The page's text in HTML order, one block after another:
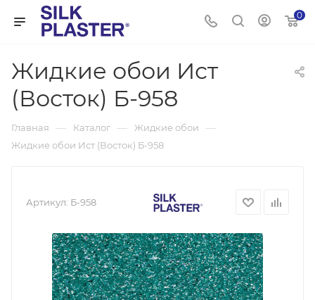
0
Жидкие обои Ист
(Восток) Б-958
Главная — Каталог — Жидкие обои —
Жидкие обои Ист (Восток) Б-958
Артикул: Б-958